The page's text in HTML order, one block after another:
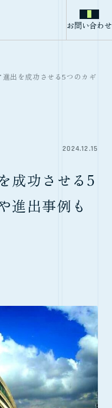
お問い合わせ
進出を成功させる5つのカギ
2024.12.15
成功させる5
進出事例も